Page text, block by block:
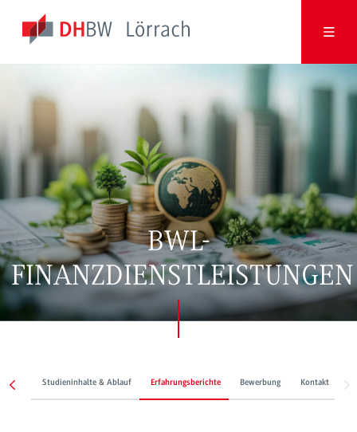
BWL-
FINANZDIENSTLEISTUNGEN
Studieninhalte & Ablauf Erfahrungsberichte Bewerbung Kontakt